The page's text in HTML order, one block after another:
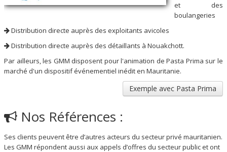
et des
boulangeries
Distribution directe auprès des exploitants avicoles
Distribution directe auprès des détaillants à Nouakchott.
Par ailleurs, les GMM disposent pour l'animation de Pasta Prima sur le
marché d'un dispositif événementiel inédit en Mauritanie.
Exemple avec Pasta Prima
Nos Références :
Ses clients peuvent être d’autres acteurs du secteur privé mauritanien.
Les GMM répondent aussi aux appels d’offres du secteur public et ont